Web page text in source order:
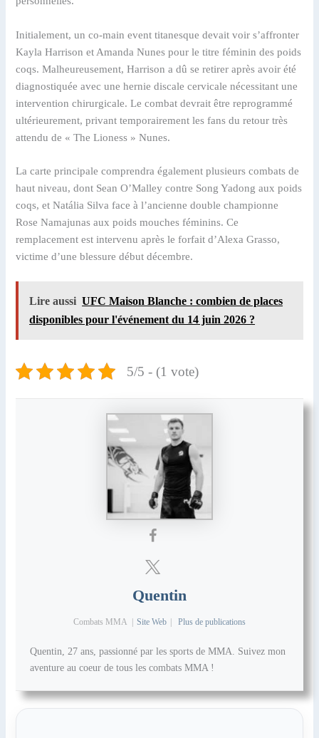
Initialement, un co-main event titanesque devait voir s’affronter
Kayla Harrison et Amanda Nunes pour le titre féminin des poids
coqs. Malheureusement, Harrison a dû se retirer après avoir été
diagnostiquée avec une hernie discale cervicale nécessitant une
intervention chirurgicale. Le combat devrait être reprogrammé
ultérieurement, privant temporairement les fans du retour très
attendu de « The Lioness » Nunes.
La carte principale comprendra également plusieurs combats de
haut niveau, dont Sean O’Malley contre Song Yadong aux poids
coqs, et Natália Silva face à l’ancienne double championne
Rose Namajunas aux poids mouches féminins. Ce
remplacement est intervenu après le forfait d’Alexa Grasso,
victime d’une blessure début décembre.
Lire aussi UFC Maison Blanche : combien de places
disponibles pour l'événement du 14 juin 2026 ?
5/5 - (1 vote)
Quentin
Combats MMA | Site Web | Plus de publications
Quentin, 27 ans, passionné par les sports de MMA. Suivez mon
aventure au coeur de tous les combats MMA !